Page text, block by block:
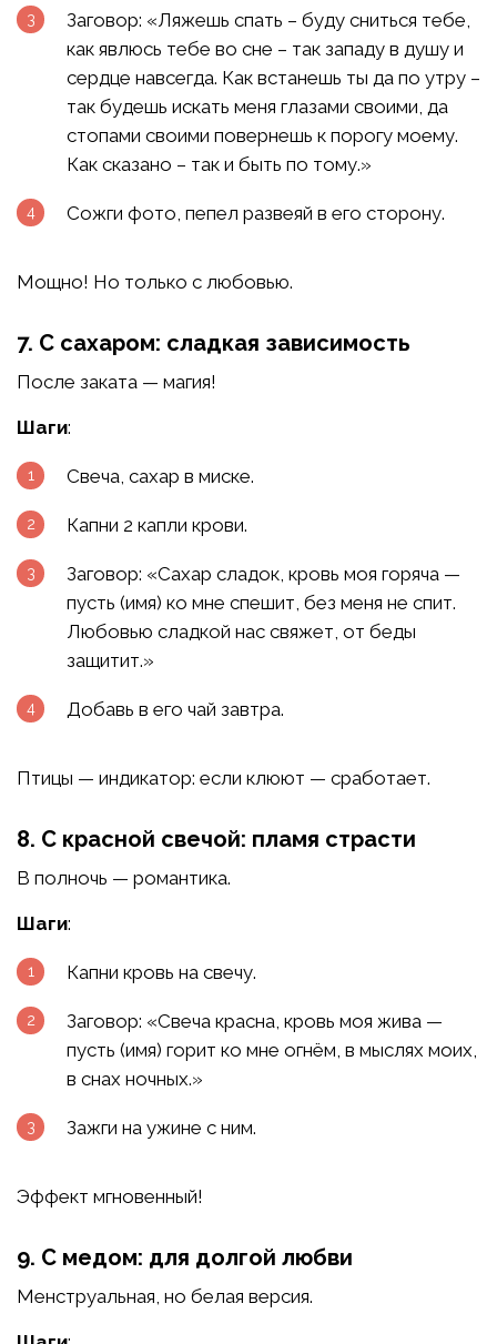
Заговор: «Ляжешь спать – буду сниться тебе,
как явлюсь тебе во сне – так западу в душу и
сердце навсегда. Как встанешь ты да по утру –
так будешь искать меня глазами своими, да
стопами своими повернешь к порогу моему.
Как сказано – так и быть по тому.»
Сожги фото, пепел развеяй в его сторону.
Мощно! Но только с любовью.
7. С сахаром: сладкая зависимость
После заката — магия!
Шаги:
Свеча, сахар в миске.
Капни 2 капли крови.
Заговор: «Сахар сладок, кровь моя горяча —
пусть (имя) ко мне спешит, без меня не спит.
Любовью сладкой нас свяжет, от беды
защитит.»
Добавь в его чай завтра.
Птицы — индикатор: если клюют — сработает.
8. С красной свечой: пламя страсти
В полночь — романтика.
Шаги:
Капни кровь на свечу.
Заговор: «Свеча красна, кровь моя жива —
пусть (имя) горит ко мне огнём, в мыслях моих,
в снах ночных.»
Зажги на ужине с ним.
Эффект мгновенный!
9. С медом: для долгой любви
Менструальная, но белая версия.